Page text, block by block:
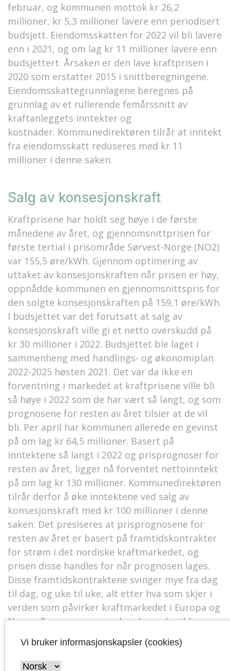
februar, og kommunen mottok kr 26,2
millioner, kr 5,3 millioner lavere enn periodisert
budsjett. Eiendomsskatten for 2022 vil bli lavere
enn i 2021, og om lag kr 11 millioner lavere enn
budsjettert. Årsaken er den lave kraftprisen i
2020 som erstatter 2015 i snittberegningene.
Eiendomsskattegrunnlagene beregnes på
grunnlag av et rullerende femårssnitt av
kraftanleggets inntekter og
kostnader. Kommunedirektøren tilrår at inntekt
fra eiendomsskatt reduseres med kr 11
millioner i denne saken.
Salg av konsesjonskraft
Kraftprisene har holdt seg høye i de første
månedene av året, og gjennomsnittprisen for
første tertial i prisområde Sørvest-Norge (NO2)
var 155,5 øre/kWh. Gjennom optimering av
uttaket av konsesjonskraften når prisen er høy,
oppnådde kommunen en gjennomsnittspris for
den solgte konsesjonskraften på 159,1 øre/kWh.
I budsjettet var det forutsatt at salg av
konsesjonskraft ville gi et netto overskudd på
kr 30 millioner i 2022. Budsjettet ble laget i
sammenheng med handlings- og økonomiplan
2022-2025 høsten 2021. Det var da ikke en
forventning i markedet at kraftprisene ville bli
så høye i 2022 som de har vært så langt, og som
prognosene for resten av året tilsier at de vil
bli. Per april har kommunen allerede en gevinst
på om lag kr 64,5 millioner. Basert på
inntektene så langt i 2022 og prisprognoser for
resten av året, ligger nå forventet nettoinntekt
på om lag kr 130 millioner. Kommunedirektøren
tilrår derfor å øke inntektene ved salg av
konsesjonskraft med kr 100 millioner i denne
saken. Det presiseres at prisprognosene for
resten av året er basert på framtidskontrakter
for strøm i det nordiske kraftmarkedet, og
prisen disse handles for når prognosen lages.
Disse framtidskontraktene svinger mye fra dag
til dag, og uke til uke, alt etter hva som skjer i
verden som påvirker kraftmarkedet i Europa og
Norge. Prognosen er med andre ord usikker og
året blir justert ved neste perioderapport.
Vi bruker informasjonskapsler (cookies)